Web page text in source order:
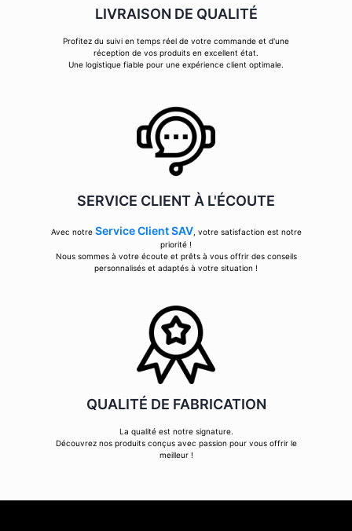
LIVRAISON DE QUALITÉ
Profitez du suivi en temps réel de votre commande et d'une
réception de vos produits en excellent état.
Une logistique fiable pour une expérience client optimale.
SERVICE CLIENT À L'ÉCOUTE
Avec notre Service Client SAV, votre satisfaction est notre
priorité !
Nous sommes à votre écoute et prêts à vous offrir des conseils
personnalisés et adaptés à votre situation !
QUALITÉ DE FABRICATION
La qualité est notre signature.
Découvrez nos produits conçus avec passion pour vous offrir le
meilleur !